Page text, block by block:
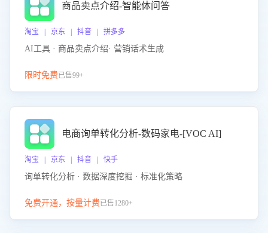
商品卖点介绍-智能体问答
淘宝 | 京东 | 抖音 | 拼多多
AI工具 · 商品卖点介绍· 营销话术生成
限时免费已售99+
电商询单转化分析-数码家电-[VOC AI]
淘宝 | 京东 | 抖音 | 快手
询单转化分析 · 数据深度挖掘 · 标准化策略
免费开通，按量计费已售1280+